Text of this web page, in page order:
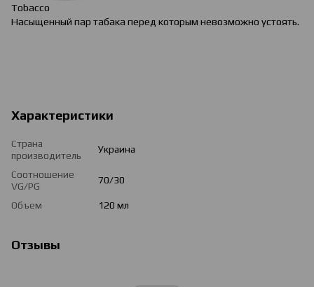
Tobacco
Насыщенный пар табака перед которым невозможно устоять.
Характеристики
Страна
производитель
Украина
Соотношение
VG/PG
70/30
Объем 120 мл
Отзывы